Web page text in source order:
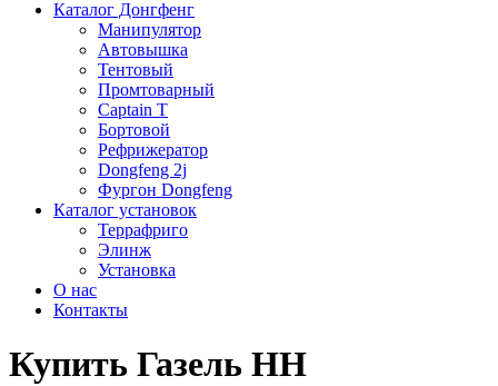
Каталог Донгфенг
Манипулятор
Автовышка
Тентовый
Промтоварный
Captain T
Бортовой
Рефрижератор
Dongfeng 2j
Фургон Dongfeng
Каталог установок
Террафриго
Элинж
Установка
О нас
Контакты
Купить Газель НН